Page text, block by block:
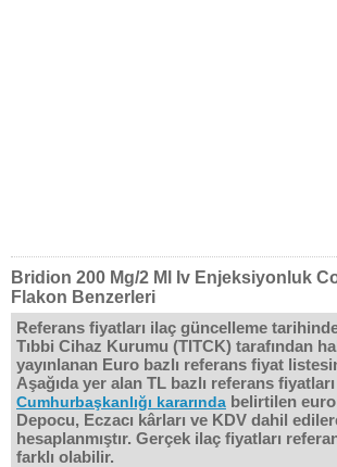
Bridion 200 Mg/2 Ml Iv Enjeksiyonluk
Flakon Benzerleri
Referans fiyatları ilaç güncelleme
Tıbbi Cihaz Kurumu (TITCK) tarafından
yayınlanan Euro bazlı referans fiyat
Aşağıda yer alan TL bazlı referans
Cumhurbaşkanlığı kararında belirtilen
Depocu, Eczacı kârları ve KDV dahil
hesaplanmıştır. Gerçek ilaç fiyatları
farklı olabilir.